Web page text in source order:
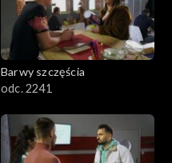
Barwy szczęścia
odc. 2241